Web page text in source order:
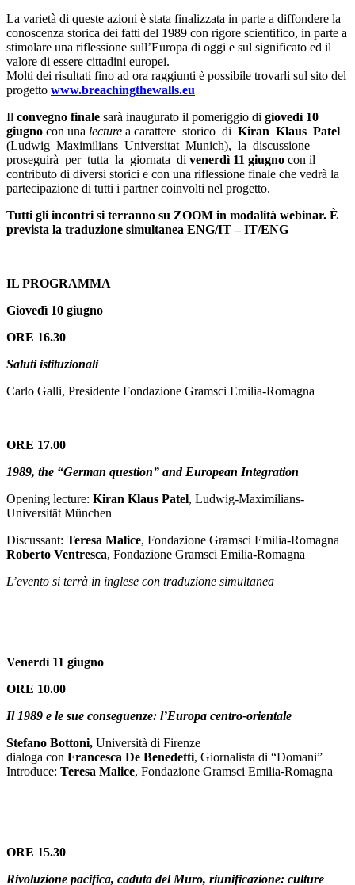
La varietà di queste azioni è stata finalizzata in parte a diffondere la
conoscenza storica dei fatti del 1989 con rigore scientifico, in parte a
stimolare una riflessione sull’Europa di oggi e sul significato ed il
valore di essere cittadini europei.
Molti dei risultati fino ad ora raggiunti è possibile trovarli sul sito del
progetto www.breachingthewalls.eu
Il convegno finale sarà inaugurato il pomeriggio di giovedì 10
giugno con una lecture a carattere storico di Kiran Klaus Patel
(Ludwig Maximilians Universitat Munich), la discussione
proseguirà per tutta la giornata di venerdì 11 giugno con il
contributo di diversi storici e con una riflessione finale che vedrà la
partecipazione di tutti i partner coinvolti nel progetto.
Tutti gli incontri si terranno su ZOOM in modalità webinar. È
prevista la traduzione simultanea ENG/IT – IT/ENG
IL PROGRAMMA
Giovedì 10 giugno
ORE 16.30
Saluti istituzionali
Carlo Galli, Presidente Fondazione Gramsci Emilia-Romagna
ORE 17.00
1989, the “German question” and European Integration
Opening lecture: Kiran Klaus Patel, Ludwig-Maximilians-
Universität München
Discussant: Teresa Malice, Fondazione Gramsci Emilia-Romagna
Roberto Ventresca, Fondazione Gramsci Emilia-Romagna
L’evento si terrà in inglese con traduzione simultanea
Venerdì 11 giugno
ORE 10.00
Il 1989 e le sue conseguenze: l’Europa centro-orientale
Stefano Bottoni, Università di Firenze
dialoga con Francesca De Benedetti, Giornalista di “Domani”
Introduce: Teresa Malice, Fondazione Gramsci Emilia-Romagna
ORE 15.30
Rivoluzione pacifica, caduta del Muro, riunificazione: culture